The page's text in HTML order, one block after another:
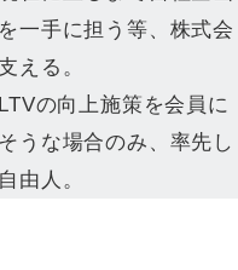
一手に担う等、株式会
える。
の向上施策を会員に
うな場合のみ、率先し
由人。